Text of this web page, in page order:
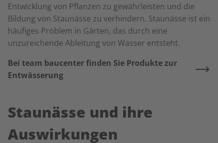
Entwicklung von Pflanzen zu gewährleisten und die
Bildung von Staunässe zu verhindern. Staunässe ist ein
häufiges Problem in Gärten, das durch eine
unzureichende Ableitung von Wasser entsteht.
Bei team baucenter finden Sie Produkte zur
Entwässerung
Staunässe und ihre
Auswirkungen